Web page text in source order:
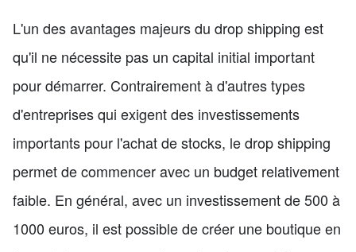
L'un des avantages majeurs du drop shipping est
qu'il ne nécessite pas un capital initial important
pour démarrer. Contrairement à d'autres types
d'entreprises qui exigent des investissements
importants pour l'achat de stocks, le drop shipping
permet de commencer avec un budget relativement
faible. En général, avec un investissement de 500 à
1000 euros, il est possible de créer une boutique en